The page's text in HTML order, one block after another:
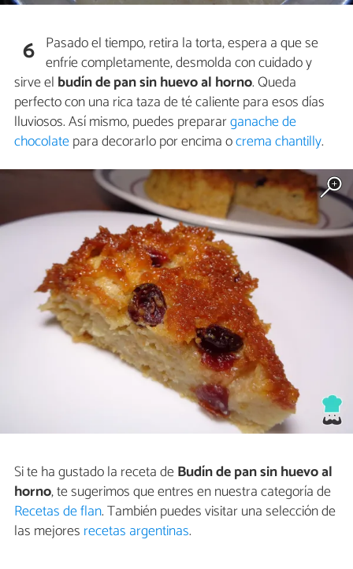
6 Pasado el tiempo, retira la torta, espera a que se
enfríe completamente, desmolda con cuidado y
sirve el budín de pan sin huevo al horno. Queda
perfecto con una rica taza de té caliente para esos días
lluviosos. Así mismo, puedes prepararganache de
chocolatepara decorarlo por encima ocrema chantilly.
Si te ha gustado la receta deBudín de pan sin huevo al
horno, te sugerimos que entres en nuestra categoría de
Recetas de flan. También puedes visitar una selección de
las mejores recetas argentinas.